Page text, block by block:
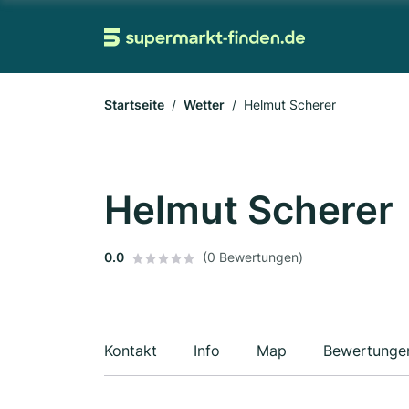
Startseite Wetter Helmut Scherer
Helmut Scherer
0.0 (0 Bewertungen)
Kontakt Info Map